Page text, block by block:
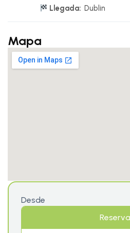
Llegada: Dublin
Mapa
Desde
Reserva